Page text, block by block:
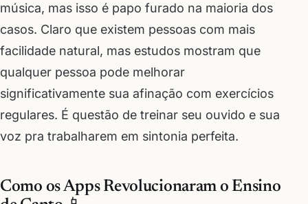
música, mas isso é papo furado na maioria dos
casos. Claro que existem pessoas com mais
facilidade natural, mas estudos mostram que
qualquer pessoa pode melhorar
significativamente sua afinação com exercícios
regulares. É questão de treinar seu ouvido e sua
voz pra trabalharem em sintonia perfeita.
Como os Apps Revolucionaram o Ensino